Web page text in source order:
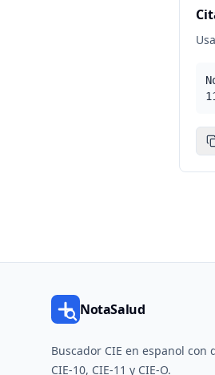
NotaSalud
Buscador CIE en espanol
CIE-10, CIE-11 y CIE-O.